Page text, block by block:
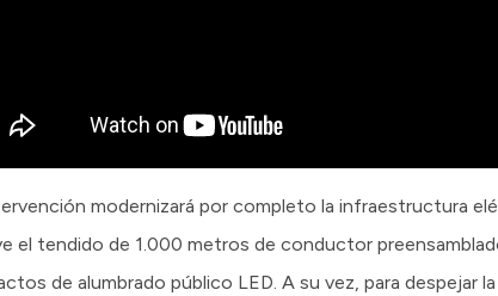
modernizará por completo la infraestructura
el tendido de 1.000 metros de conductor
de alumbrado público LED. A su vez, para despejar